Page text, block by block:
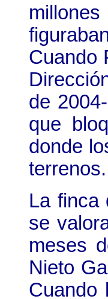
Cuando
de
que
donde
terrenos.
La finca
se
meses
Nieto
Cuando